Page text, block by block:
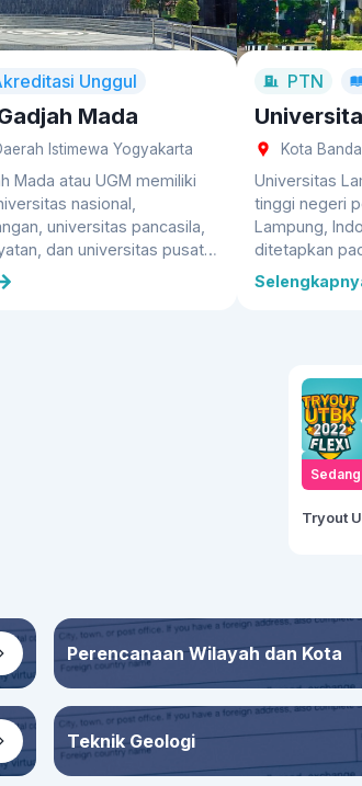
Unggul
Mada
Istimewa Yogyakarta
Mada atau UGM memiliki
nasional,
universitas pancasila,
dan universitas pusat
UGM diambil dari nama
Mada yang berhasil
universitas teladan,
PTN
Kota
Universitas
tinggi negeri
Lampung,
ditetapkan
Unila lahir
masyarakat
Program
menaungi
diploma,
Perencanaan Wilayah dan Kota
Teknik Geologi